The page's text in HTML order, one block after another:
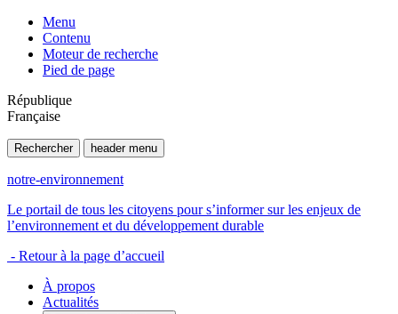
Menu
Contenu
Moteur de recherche
Pied de page
République
Française
Rechercher header menu
notre-environnement
Le portail de tous les citoyens pour s’informer sur les enjeux de
l’environnement et du développement durable
- Retour à la page d’accueil
À propos
Actualités